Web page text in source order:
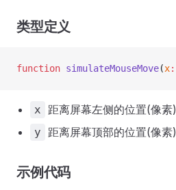
类型定义
function simulateMouseMove(x:
x 距离屏幕左侧的位置(像素)
y 距离屏幕顶部的位置(像素)
示例代码